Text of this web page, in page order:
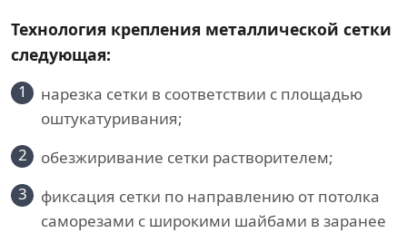
Технология крепления металлической сетки
следующая:
1
нарезка сетки в соответствии с площадью
оштукатуривания;
2
обезжиривание сетки растворителем;
3
фиксация сетки по направлению от потолка
саморезами с широкими шайбами в заранее